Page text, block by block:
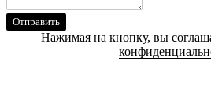
Отправить
Нажимая на кнопку, вы